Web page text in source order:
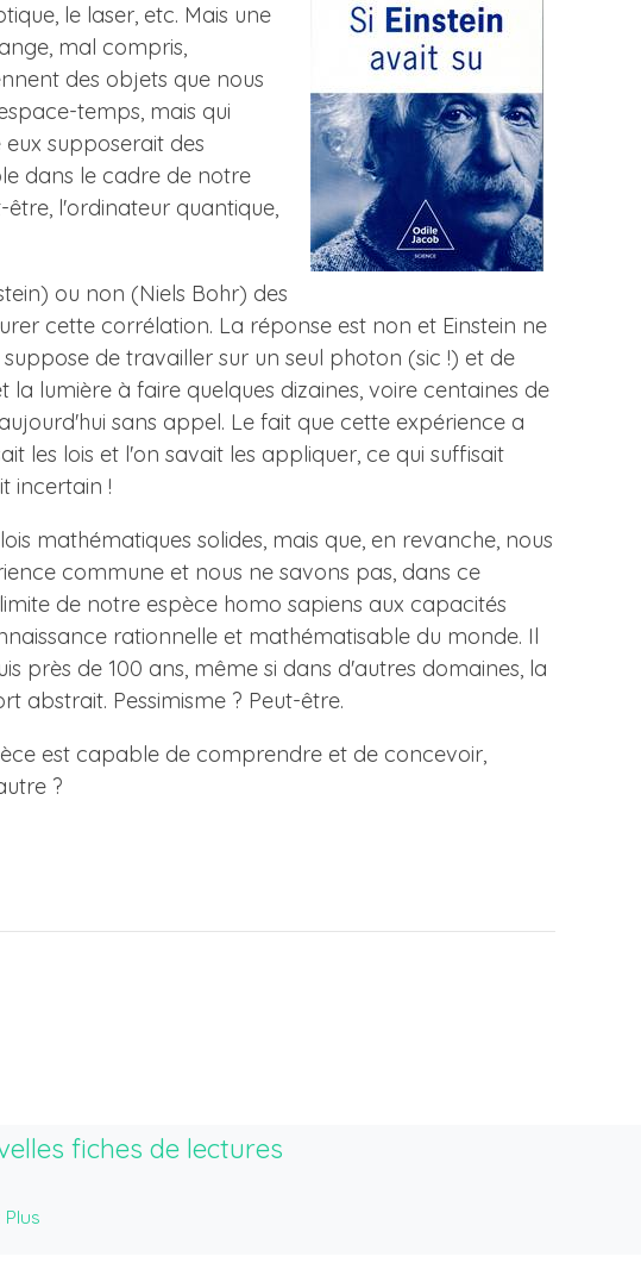
le laser, etc. Mais une
mal compris,
des objets que nous
temps, mais qui
supposerait des
dans le cadre de notre
l'ordinateur quantique,
ou non (Niels Bohr) des
cette corrélation. La réponse est non et Einstein ne
de travailler sur un seul photon (sic !) et de
lumière à faire quelques dizaines, voire centaines de
sans appel. Le fait que cette expérience a
les lois et l'on savait les appliquer, ce qui suffisait
incertain !
mathématiques solides, mais que, en revanche, nous
commune et nous ne savons pas, dans ce
de notre espèce homo sapiens aux capacités
rationnelle et mathématisable du monde. Il
près de 100 ans, même si dans d'autres domaines, la
abstrait. Pessimisme ? Peut-être.
est capable de comprendre et de concevoir,
?
fiches de lectures